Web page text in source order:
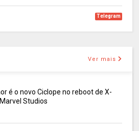
Telegram
Ver mais
é o novo Ciclope no reboot de X-
Studios